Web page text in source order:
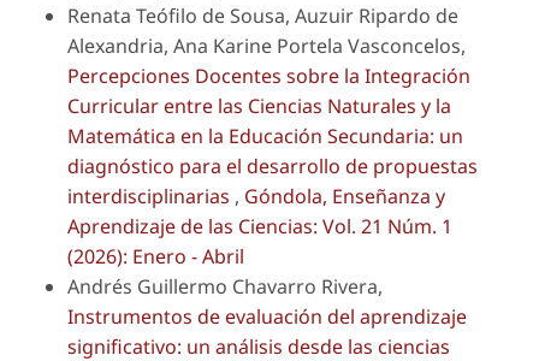
Renata Teófilo de Sousa, Auzuir Ripardo de
Alexandria, Ana Karine Portela Vasconcelos,
Percepciones Docentes sobre la Integración
Curricular entre las Ciencias Naturales y la
Matemática en la Educación Secundaria: un
diagnóstico para el desarrollo de propuestas
interdisciplinarias , Góndola, Enseñanza y
Aprendizaje de las Ciencias: Vol. 21 Núm. 1
(2026): Enero - Abril
Andrés Guillermo Chavarro Rivera,
Instrumentos de evaluación del aprendizaje
significativo: un análisis desde las ciencias